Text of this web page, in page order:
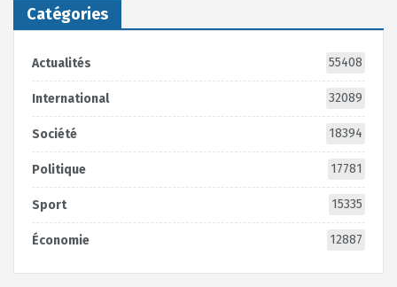
Catégories
Actualités 55408
International 32089
Société 18394
Politique 17781
Sport 15335
Économie 12887